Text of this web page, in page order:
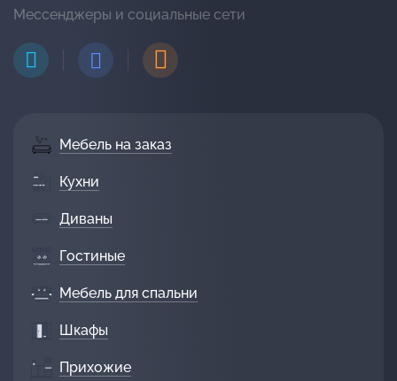
Мебель на заказ
Кухни
Диваны
Гостиные
Мебель для спальни
Шкафы
Прихожие
Мессенджеры и социальные сети